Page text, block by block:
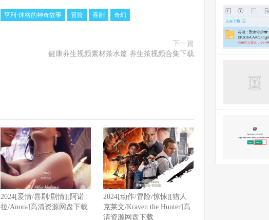
亨利·休格的神奇故事 冒险 喜剧 奇幻
下一篇
健康养生视频素材茶水篇 养生茶视频合集下载
2024[爱情/喜剧/剧情][阿诺
拉/Anora]高清资源网盘下载
2024[动作/冒险/惊悚][猎人
克莱文/Kraven the Hunter]高
清资源网盘下载